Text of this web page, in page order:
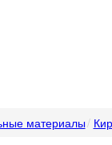
материалы